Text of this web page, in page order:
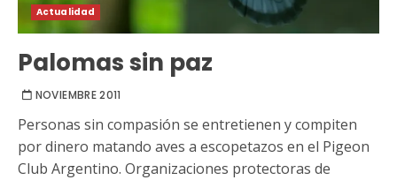
Actualidad
Palomas sin paz
NOVIEMBRE 2011
Personas sin compasión se entretienen y compiten
por dinero matando aves a escopetazos en el Pigeon
Club Argentino. Organizaciones protectoras de